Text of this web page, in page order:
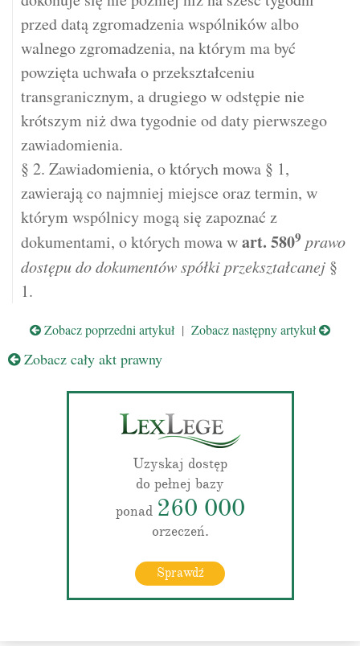
przed datą zgromadzenia wspólników albo
walnego zgromadzenia, na którym ma być
powzięta uchwała o przekształceniu
transgranicznym, a drugiego w odstępie nie
krótszym niż dwa tygodnie od daty pierwszego
zawiadomienia.
§ 2. Zawiadomienia, o których mowa § 1,
zawierają co najmniej miejsce oraz termin, w
którym wspólnicy mogą się zapoznać z
dokumentami, o których mowa wart. 5809 prawo
dostępu do dokumentów spółki przekształcanej §
1.
Zobacz poprzedni artykuł | Zobacz następny artykuł
Zobacz cały akt prawny
Uzyskaj dostęp
do pełnej bazy
ponad 260 000
orzeczeń.
Sprawdź